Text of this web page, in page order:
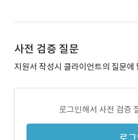
사전 검증 질문
지원서 작성시 클라이언트의 질문에
로그인해서 사전 검증
로